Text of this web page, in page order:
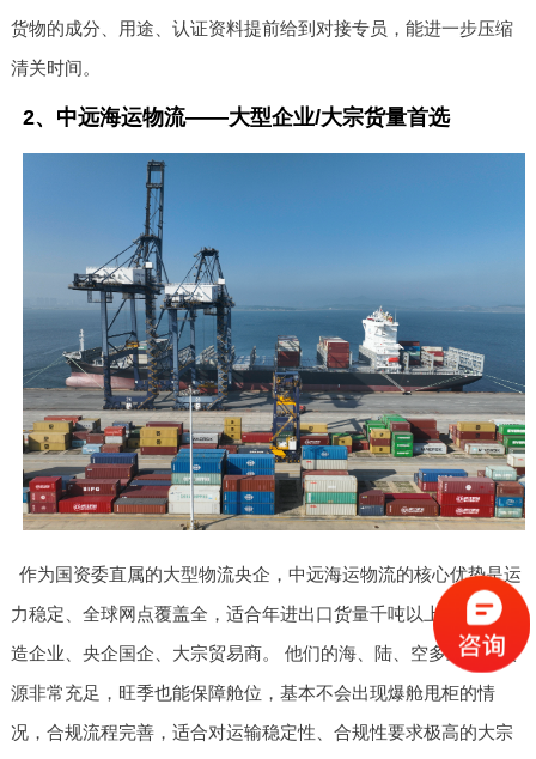
货物的成分、用途、认证资料提前给到对接专员，能进一步压缩
清关时间。
2、中远海运物流——大型企业/大宗货量首选
作为国资委直属的大型物流央企，中远海运物流的核心优势是运
力稳定、全球网点覆盖全，适合年进出口货量千吨以上的大型制
造企业、央企国企、大宗贸易商。 他们的海、陆、空多式联运资
源非常充足，旺季也能保障舱位，基本不会出现爆舱甩柜的情
况，合规流程完善，适合对运输稳定性、合规性要求极高的大宗